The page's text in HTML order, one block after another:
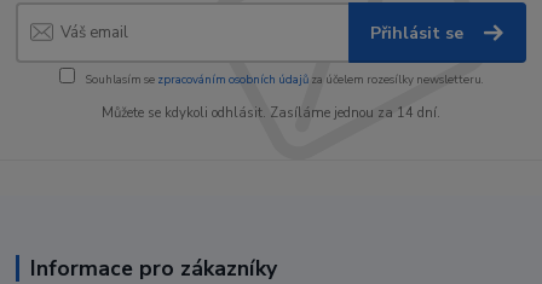
Přihlásit se
Souhlasím se zpracováním osobních údajůza účelem rozesílky newsletteru.
Můžete se kdykoli odhlásit. Zasíláme jednou za 14 dní.
Informace pro zákazníky